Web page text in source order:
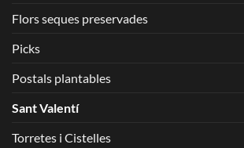
Flors seques preservades
Picks
Postals plantables
Sant Valentí
Torretes i Cistelles